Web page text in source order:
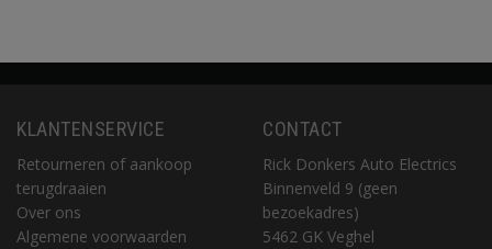
KLANTENSERVICE
Retourneren of aankoop
terugdraaien
Over ons
Algemene voorwaarden
CONTACT
Rick Donkers Auto Electrics
Binnenveld 9 (geen
bezoekadres)
5462 GK Veghel